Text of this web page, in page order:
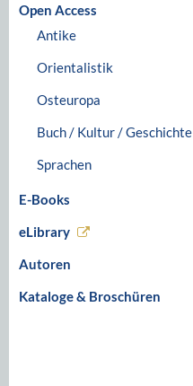
Open Access
Antike
Orientalistik
Osteuropa
Buch / Kultur / Geschichte
Sprachen
E-Books
eLibrary
Autoren
Kataloge & Broschüren